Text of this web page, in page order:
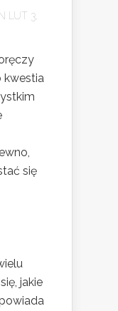
LUT 3,
kwestia
się
jakie